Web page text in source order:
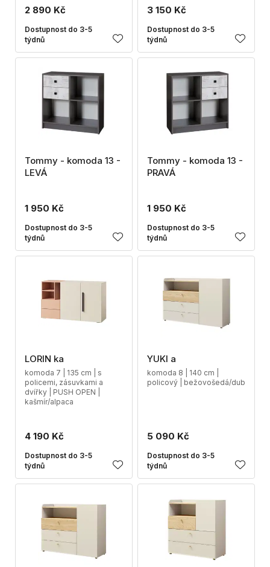
2 890 Kč
Dostupnost do 3-5
týdnů
3 150 Kč
Dostupnost do 3-5
týdnů
Tommy - komoda 13 -
LEVÁ
1 950 Kč
Dostupnost do 3-5
týdnů
Tommy - komoda 13 -
PRAVÁ
1 950 Kč
Dostupnost do 3-5
týdnů
LORIN ka
komoda 7 | 135 cm | s
policemi, zásuvkami a
dvířky | PUSH OPEN |
kašmír/alpaca
4 190 Kč
Dostupnost do 3-5
týdnů
YUKI a
komoda 8 | 140 cm |
policový | bežovošedá/dub
5 090 Kč
Dostupnost do 3-5
týdnů